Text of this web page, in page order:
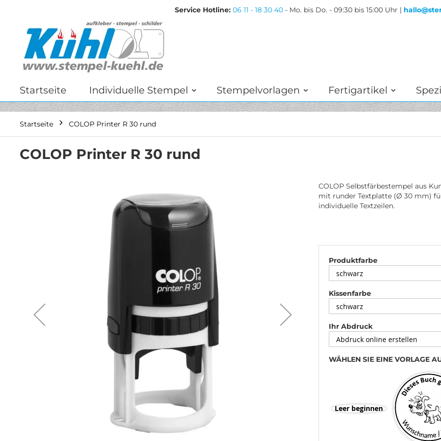
Service Hotline: 06 11 - 18 30 40- Mo. bis Do. - 09:30 bis 15:00 Uhr |
springen
Startseite Individuelle Stempel Stempelvorlagen Fertigartikel
Startseite COLOP Printer R 30 rund
COLOP Printer R 30 rund
COLOP Selbstfärbestempel aus
mit runder Textplatte (Ø 30 mm)
individuelle Textzeilen.
Produktfarbe
Kissenfarbe
Ihr Abdruck
WÄHLEN SIE EINE VORLAGE
Leer beginnen